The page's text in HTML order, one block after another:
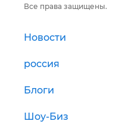
Все права защищены.
Новости
россия
Блоги
Шоу-Биз